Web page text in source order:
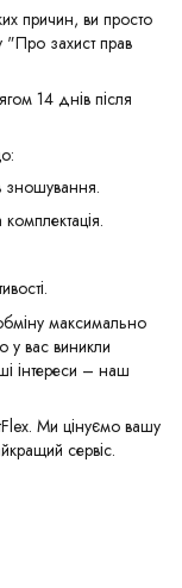
причин, ви просто
"Про захист прав
14 днів після
зношування.
максимально
у вас виникли
інтереси – наш
Ми цінуємо вашу
сервіс.